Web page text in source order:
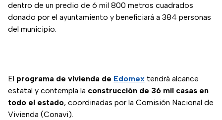
dentro de un predio de 6 mil 800 metros cuadrados
donado por el ayuntamiento y beneficiará a 384 personas
del municipio.
El programa de vivienda de Edomex tendrá alcance
estatal y contempla la construcción de 36 mil casas en
todo el estado, coordinadas por la Comisión Nacional de
Vivienda (Conavi).